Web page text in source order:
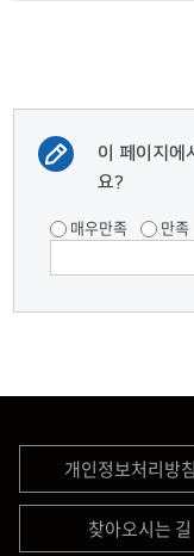
이 페이지에
요?
매우만족 만족
개인정보처리방침
찾아오시는 길